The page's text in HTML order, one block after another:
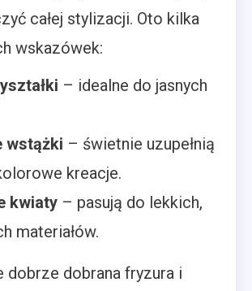
całej stylizacji. Oto kilka
wskazówek:
– idealne do jasnych
wstążki – świetnie uzupełnią
kreacje.
kwiaty – pasują do lekkich,
materiałów.
dobrze dobrana fryzura i